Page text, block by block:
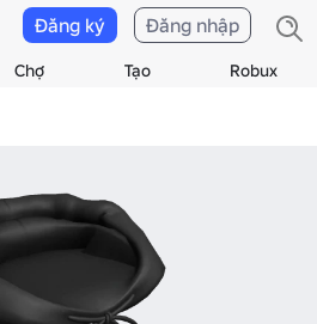
Chợ Tạo Robux
Đăng ký Đăng nhập